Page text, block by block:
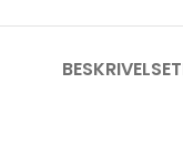
BESKRIVELSE